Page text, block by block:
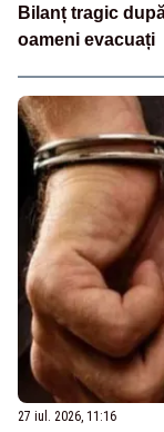
Bilanț tragic
oameni evacuați
27 iul. 2026, 11:16